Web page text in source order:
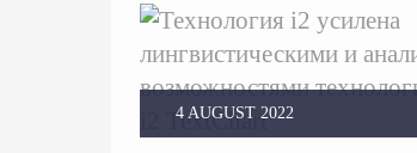
4 AUGUST 2022